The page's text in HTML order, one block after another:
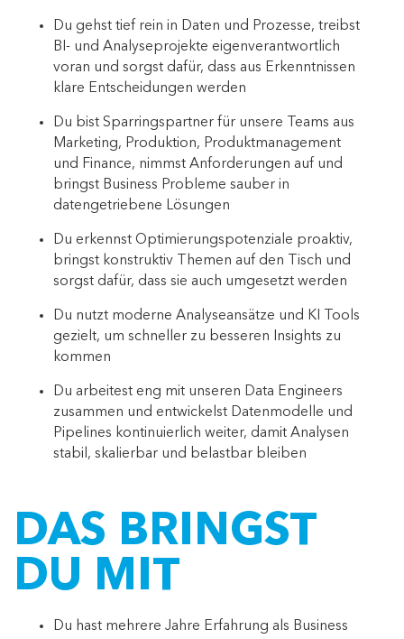
Du gehst tief rein in Daten und Prozesse, treibst
BI- und Analyseprojekte eigenverantwortlich
voran und sorgst dafür, dass aus Erkenntnissen
klare Entscheidungen werden
Du bist Sparringspartner für unsere Teams aus
Marketing, Produktion, Produktmanagement
und Finance, nimmst Anforderungen auf und
bringst Business Probleme sauber in
datengetriebene Lösungen
Du erkennst Optimierungspotenziale proaktiv,
bringst konstruktiv Themen auf den Tisch und
sorgst dafür, dass sie auch umgesetzt werden
Du nutzt moderne Analyseansätze und KI Tools
gezielt, um schneller zu besseren Insights zu
kommen
Du arbeitest eng mit unseren Data Engineers
zusammen und entwickelst Datenmodelle und
Pipelines kontinuierlich weiter, damit Analysen
stabil, skalierbar und belastbar bleiben
DAS BRINGST
DU MIT
Du hast mehrere Jahre Erfahrung als Business